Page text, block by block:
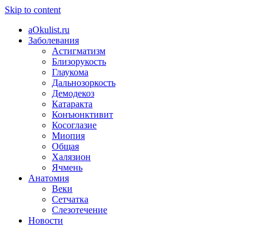
Skip to content
aOkulist.ru
Заболевания
Астигматизм
Близорукость
Глаукома
Дальнозоркость
Демодекоз
Катаракта
Конъюнктивит
Косоглазие
Миопия
Общая
Халязион
Ячмень
Анатомия
Веки
Сетчатка
Слезотечение
Новости